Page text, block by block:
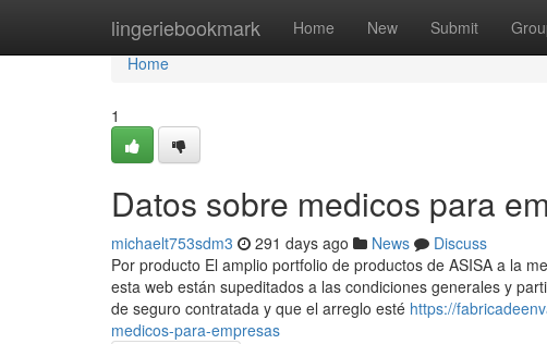
lingeriebookmark Home New Submit
Home
Home
1
Datos sobre medicos para
michaelt753sdm3 291 days ago News
Discuss
Por producto El amplio portfolio de productos de ASISA a la
esta web están supeditados a las condiciones generales y
de seguro contratada y que el arreglo esté https://
medicos-para-empresas